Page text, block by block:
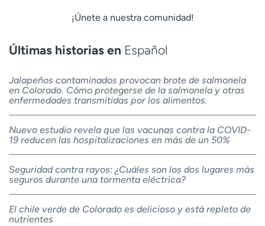
¡Únete a nuestra comunidad!
Últimas historias en Español
Jalapeños contaminados provocan brote de salmonela
en Colorado. Cómo protegerse de la salmonela y otras
enfermedades transmitidas por los alimentos.
Nuevo estudio revela que las vacunas contra la COVID-
19 reducen las hospitalizaciones en más de un 50%
Seguridad contra rayos: ¿Cuáles son los dos lugares más
seguros durante una tormenta eléctrica?
El chile verde de Colorado es delicioso y está repleto de
nutrientes